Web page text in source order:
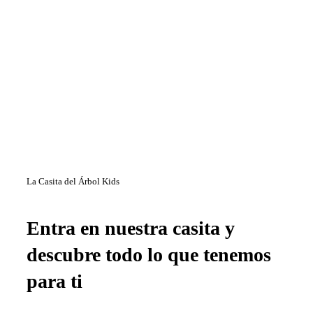
La Casita del Árbol Kids
Entra en nuestra casita y
descubre todo lo que tenemos
para ti